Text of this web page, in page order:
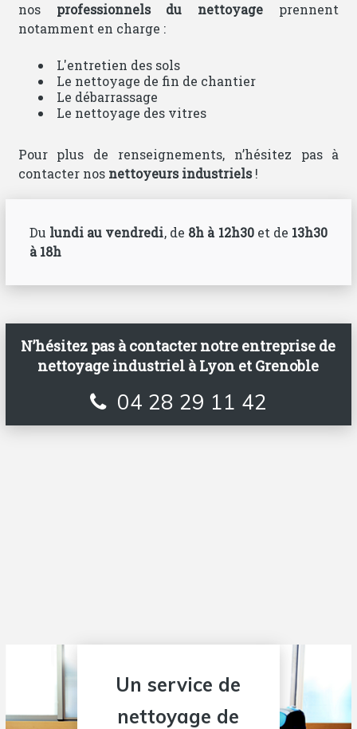
nos professionnels du nettoyage prennent
notamment en charge :
L'entretien des sols
Le nettoyage de fin de chantier
Le débarrassage
Le nettoyage des vitres
Pour plus de renseignements, n’hésitez pas à
contacter nos nettoyeurs industriels!
Du lundi au vendredi, de 8h à 12h30et de 13h30
à 18h
N’hésitez pas à contacter notre entreprise de
nettoyage industriel à Lyon et Grenoble
04 28 29 11 42
Un service de
nettoyage de